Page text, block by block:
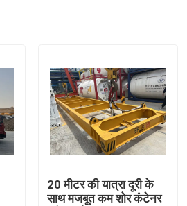
20 मीटर की यात्रा दूरी के
साथ मजबूत कम शोर कंटेनर